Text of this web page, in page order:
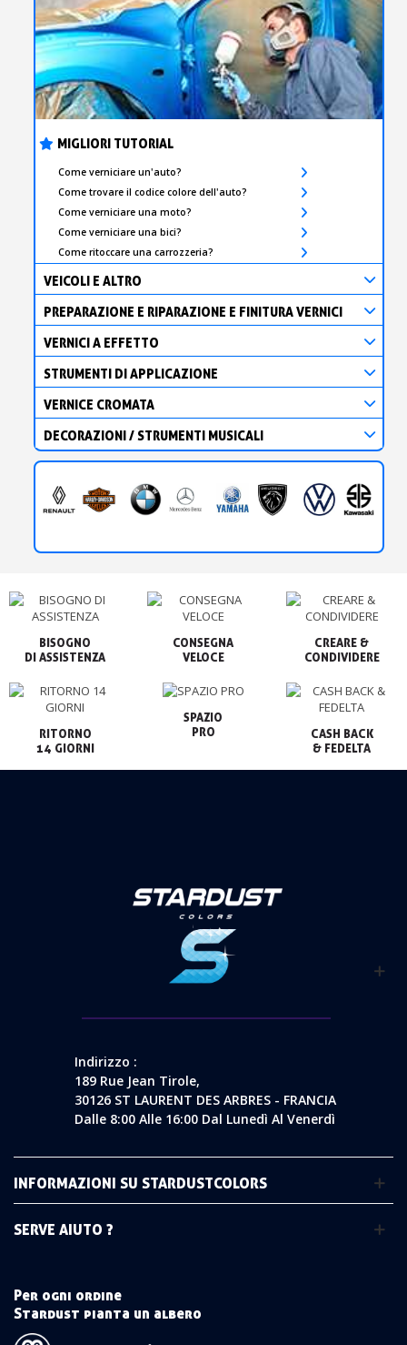
MIGLIORI TUTORIAL
Come verniciare un'auto?
Come trovare il codice colore dell'auto?
Come verniciare una moto?
Come verniciare una bici?
Come ritoccare una carrozzeria?
VEICOLI E ALTRO
PREPARAZIONE E RIPARAZIONE E FINITURA VERNICI
VERNICI A EFFETTO
STRUMENTI DI APPLICAZIONE
VERNICE CROMATA
DECORAZIONI / STRUMENTI MUSICALI
BISOGNO
CONSEGNA
VELOCE
CREARE &
CONDIVIDERE
RITORNO
14 GIORNI
SPAZIO
PRO
CASH BACK
& FEDELTA
Indirizzo :
189 Rue Jean Tirole,
30126 ST LAURENT DES ARBRES - FRANCIA
Dalle 8:00 Alle 16:00 Dal Lunedì Al Venerdì
INFORMAZIONI SU STARDUSTCOLORS
SERVE AIUTO ?
Per ogni ordine
Stardust pianta un albero